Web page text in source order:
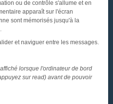
ou de contrôle s'allume et en
apparaît sur l'écran
sont mémorisés jusqu'à la
et naviguer entre les messages.
lorsque l'ordinateur de bord
sur read) avant de pouvoir